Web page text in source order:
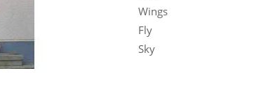
Wings
Fly
Sky